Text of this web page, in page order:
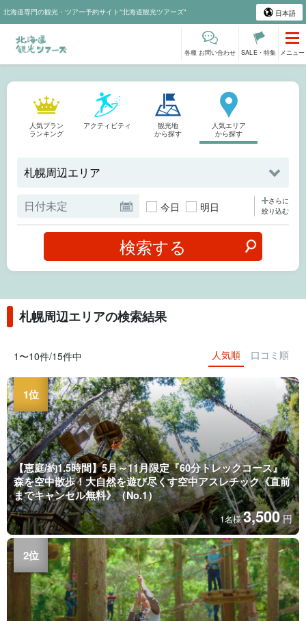
北海道専門の観光・ツアー予約サイト"北海道観光ツアーズ" 日本語
各種 お問い合わせ SALE・特集 メニュー
人気プラン
ランキング
アクティビティ
観光地
から探す
人気エリア
から探す
今日 明日
さらに
絞り込む
札幌周辺エリアの検索結果
1〜10件/15件中 人気順 口コミ順
【恵庭/約1.5時間】5月～11月限定『60分トレックコース』
森を空中散歩！大自然を遊び尽くす空中アスレチック《直前
までキャンセル無料》（No.1）
1名様3,500 円